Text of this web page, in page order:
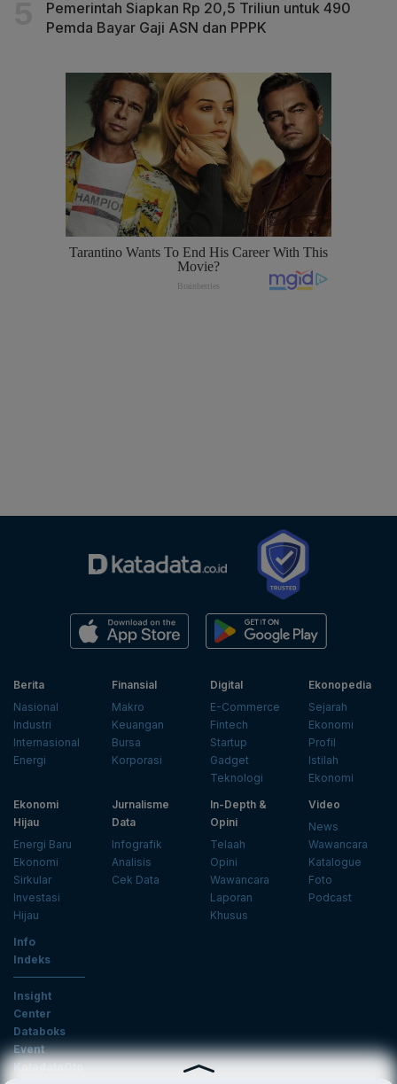
Pemerintah Siapkan Rp 20,5 Triliun untuk 490
Pemda Bayar Gaji ASN dan PPPK
Berita
Nasional
Industri
Internasional
Energi
Finansial
Makro
Keuangan
Bursa
Korporasi
Digital
E-Commerce
Fintech
Startup
Gadget
Teknologi
Ekonopedia
Sejarah
Ekonomi
Profil
Istilah
Ekonomi
Ekonomi
Hijau
Energi Baru
Ekonomi
Sirkular
Investasi
Hijau
Jurnalisme
Data
Infografik
Analisis
Cek Data
In-Depth &
Opini
Telaah
Opini
Wawancara
Laporan
Khusus
Video
News
Wawancara
Katalogue
Foto
Podcast
Info
Indeks
Insight
Center
Databoks
Event
KatadataOto